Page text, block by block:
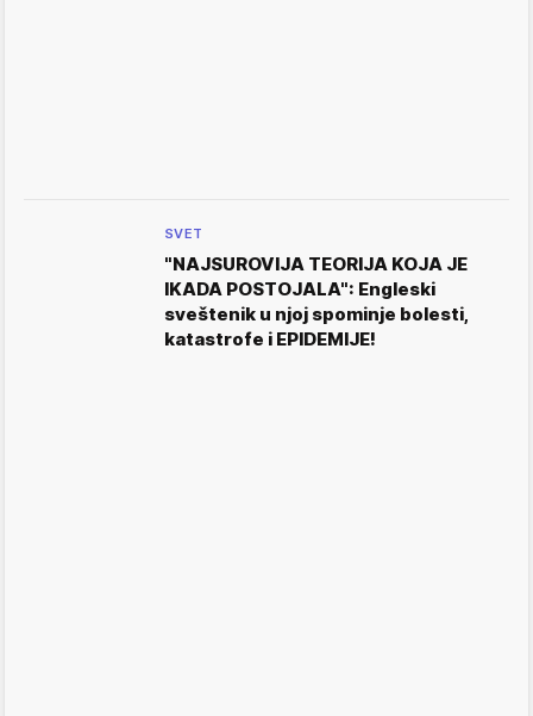
SVET
"NAJSUROVIJA TEORIJA KOJA JE
IKADA POSTOJALA": Engleski
sveštenik u njoj spominje bolesti,
katastrofe i EPIDEMIJE!